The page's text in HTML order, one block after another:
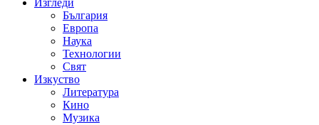
Изгледи
България
Европа
Наука
Технологии
Свят
Изкуство
Литература
Кино
Музика